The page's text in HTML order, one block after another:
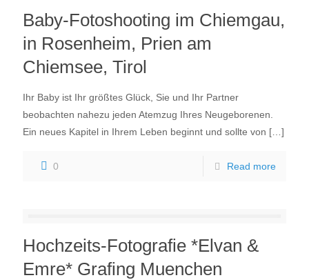
Baby-Fotoshooting im Chiemgau,
in Rosenheim, Prien am
Chiemsee, Tirol
Ihr Baby ist Ihr größtes Glück, Sie und Ihr Partner
beobachten nahezu jeden Atemzug Ihres Neugeborenen.
Ein neues Kapitel in Ihrem Leben beginnt und sollte von […]
0 Read more
Hochzeits-Fotografie *Elvan &
Emre* Grafing Muenchen